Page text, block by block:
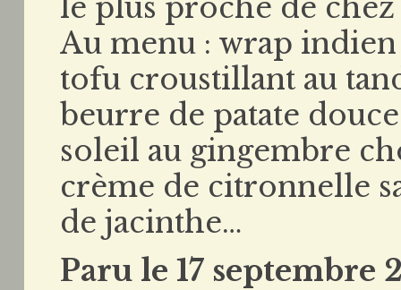
le plus proche de chez
Au menu : wrap
tofu croustillant au
beurre de patate
soleil au gingembre
crème de citronnelle
de jacinthe…
Paru le 17 septembre